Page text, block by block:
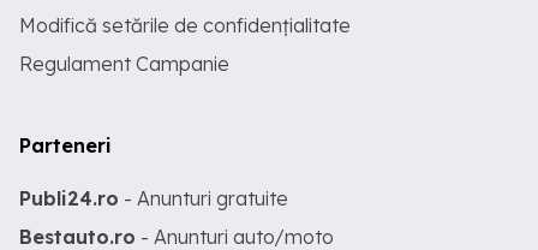
Modifică setările de confidențialitate
Regulament Campanie
Parteneri
Publi24.ro - Anunturi gratuite
Bestauto.ro - Anunturi auto/moto